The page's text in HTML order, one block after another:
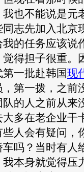
我也不能说是元
同志先加入北京
我的任务应该说
觉得担子很重。
第一批赴韩国现
，第一拨，之前
队的人之前从来
大多在老企业干
些人会有疑问，
车吗？当时有人
我本身就觉得压